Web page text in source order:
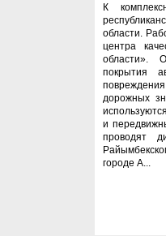
К
области.
центра
области».
покрытия
дорожных
и
проводят
городе А...